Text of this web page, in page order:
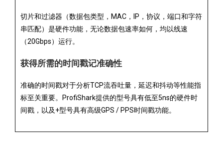
切片和过滤器（数据包类型，MAC，IP，协议，端口和字符
串匹配）是硬件功能，无论数据包速率如何，均以线速
（20Gbps）运行。
获得所需的时间戳记准确性
准确的时间戳对于分析TCP流吞吐量，延迟和抖动等性能指
标至关重要。ProfiShark提供的型号具有低至5ns的硬件时
间戳，以及+型号具有高级GPS / PPS时间戳功能。